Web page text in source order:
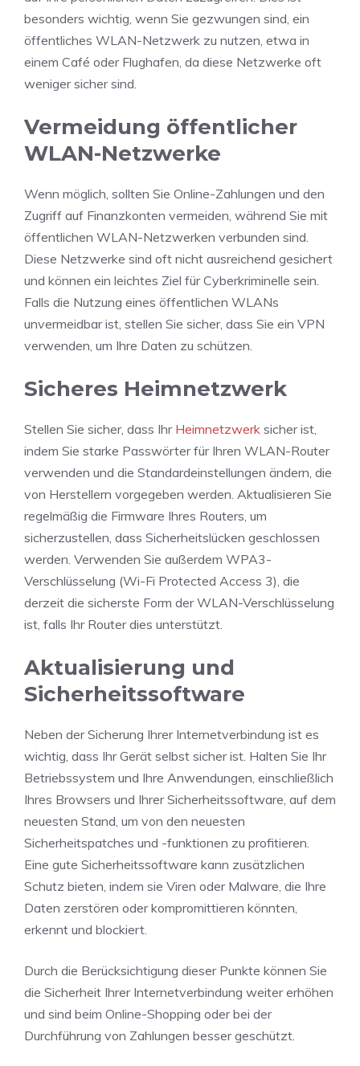
besonders wichtig, wenn Sie gezwungen sind, ein
öffentliches WLAN-Netzwerk zu nutzen, etwa in
einem Café oder Flughafen, da diese Netzwerke oft
weniger sicher sind.
Vermeidung öffentlicher
WLAN-Netzwerke
Wenn möglich, sollten Sie Online-Zahlungen und den
Zugriff auf Finanzkonten vermeiden, während Sie mit
öffentlichen WLAN-Netzwerken verbunden sind.
Diese Netzwerke sind oft nicht ausreichend gesichert
und können ein leichtes Ziel für Cyberkriminelle sein.
Falls die Nutzung eines öffentlichen WLANs
unvermeidbar ist, stellen Sie sicher, dass Sie ein VPN
verwenden, um Ihre Daten zu schützen.
Sicheres Heimnetzwerk
Stellen Sie sicher, dass Ihr Heimnetzwerk sicher ist,
indem Sie starke Passwörter für Ihren WLAN-Router
verwenden und die Standardeinstellungen ändern, die
von Herstellern vorgegeben werden. Aktualisieren Sie
regelmäßig die Firmware Ihres Routers, um
sicherzustellen, dass Sicherheitslücken geschlossen
werden. Verwenden Sie außerdem WPA3-
Verschlüsselung (Wi-Fi Protected Access 3), die
derzeit die sicherste Form der WLAN-Verschlüsselung
ist, falls Ihr Router dies unterstützt.
Aktualisierung und
Sicherheitssoftware
Neben der Sicherung Ihrer Internetverbindung ist es
wichtig, dass Ihr Gerät selbst sicher ist. Halten Sie Ihr
Betriebssystem und Ihre Anwendungen, einschließlich
Ihres Browsers und Ihrer Sicherheitssoftware, auf dem
neuesten Stand, um von den neuesten
Sicherheitspatches und -funktionen zu profitieren.
Eine gute Sicherheitssoftware kann zusätzlichen
Schutz bieten, indem sie Viren oder Malware, die Ihre
Daten zerstören oder kompromittieren könnten,
erkennt und blockiert.
Durch die Berücksichtigung dieser Punkte können Sie
die Sicherheit Ihrer Internetverbindung weiter erhöhen
und sind beim Online-Shopping oder bei der
Durchführung von Zahlungen besser geschützt.